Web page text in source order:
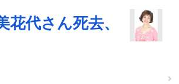
花代さん死去、